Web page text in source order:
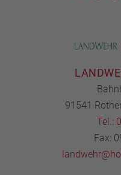
91541
Tel.:
Fax: